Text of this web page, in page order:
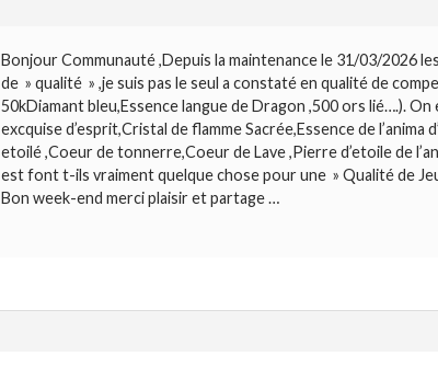
Bonjour Communauté ,Depuis la maintenance le 31/03/2026
de » qualité » ,je suis pas le seul a constaté en qualité de
50kDiamant bleu,Essence langue de Dragon ,500 ors lié….).
excquise d’esprit,Cristal de flamme Sacrée,Essence de
etoilé ,Coeur de tonnerre,Coeur de Lave ,Pierre d’etoile de
est font t-ils vraiment quelque chose pour une » Qualité de
Bon week-end merci plaisir et partage …